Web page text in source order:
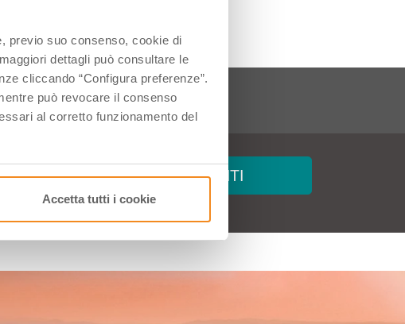
previo suo consenso, cookie di
dettagli può consultare le
cliccando “Configura preferenze”.
può revocare il consenso
al corretto funzionamento del
Accetta tutti i cookie
ISCRIVITI